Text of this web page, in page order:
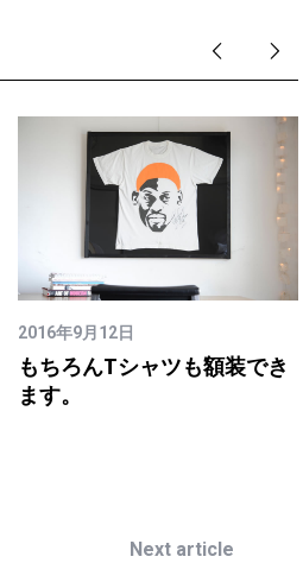
2016年9月12日
もちろんTシャツも額装でき
ます。
Next article